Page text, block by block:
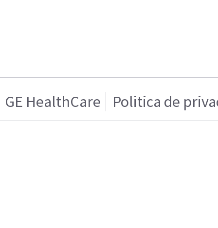
GE HealthCare Politica de